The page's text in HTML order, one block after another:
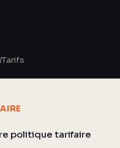
/Tarifs
politique tarifaire